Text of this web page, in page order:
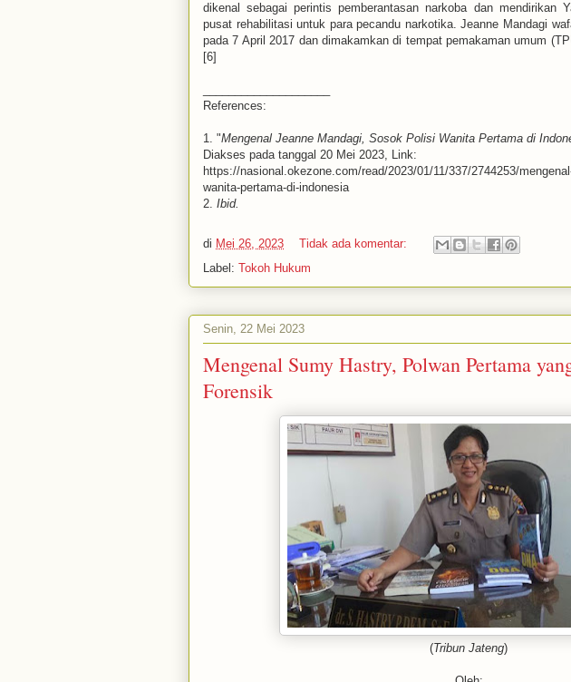
dikenal sebagai perintis pemberantasan narkoba dan mendirikan
pusat rehabilitasi untuk para pecandu narkotika. Jeanne Mandagi
pada 7 April 2017 dan dimakamkan di tempat pemakaman umum
[6]
References:
1. "Mengenal Jeanne Mandagi, Sosok Polisi Wanita Pertama di
Diakses pada tanggal 20 Mei 2023, Link:
https://nasional.okezone.com/read/2023/01/11/337/2744253/
wanita-pertama-di-indonesia
2. Ibid.
di Mei 26, 2023
Tidak ada komentar:
Label: Tokoh Hukum
Senin, 22 Mei 2023
Mengenal Sumy Hastry, Polwan Pertama
Forensik
(Tribun Jateng)